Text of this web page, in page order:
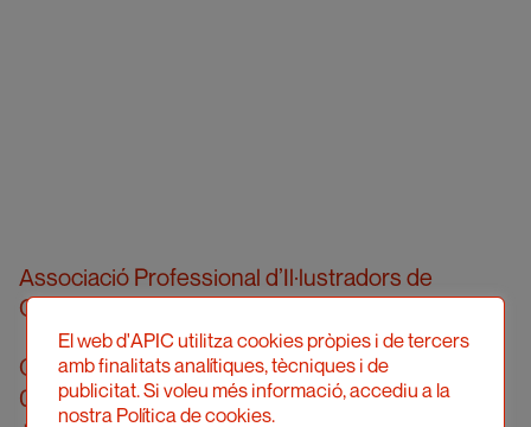
Associació Professional d’Il·lustradors de
Catalunya
Carrer Londres, 96, pral. 2a
08036 Barcelona
El web d'APIC utilitza cookies pròpies i de tercers
amb finalitats analítiques, tècniques i de
publicitat. Si voleu més informació, accediu a la
nostra Política de cookies.